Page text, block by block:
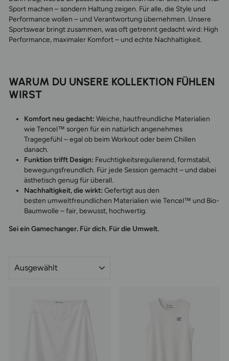
Sport machen – sondern Haltung zeigen. Für alle, die Style und
Performance wollen – und Verantwortung übernehmen. Unsere
Sportswear bringt zusammen, was oft getrennt gedacht wird: High
Performance, maximaler Komfort – und echte Nachhaltigkeit.
WARUM DU UNSERE KOLLEKTION FÜHLEN
WIRST
Komfort neu gedacht: Weiche, hautfreundliche Materialien
wie Tencel™ sorgen für ein natürlich angenehmes
Tragegefühl – egal ob beim Workout oder beim Chillen
danach.
Funktion trifft Design: Feuchtigkeitsregulierend, formstabil,
bewegungsfreundlich. Für jede Session gemacht – und dabei
ästhetisch genug für überall.
Nachhaltigkeit, die wirkt: Gefertigt aus den
besten umweltfreundlichen Materialien wie Tencel™ und Bio-
Baumwolle – fair, bewusst, hochwertig.
Sei ein Gamechanger. Für dich. Für die Umwelt.